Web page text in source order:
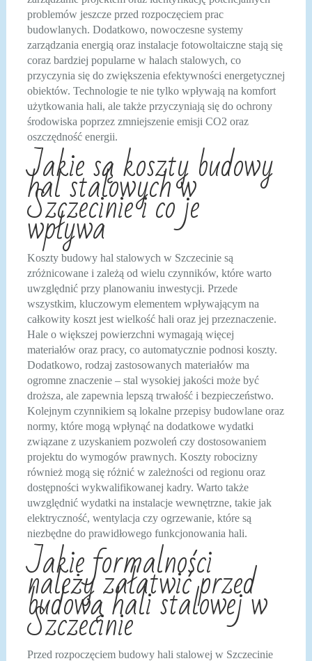
problemów jeszcze przed rozpoczęciem prac
budowlanych. Dodatkowo, nowoczesne systemy
zarządzania energią oraz instalacje fotowoltaiczne stają się
coraz bardziej popularne w halach stalowych, co
przyczynia się do zwiększenia efektywności energetycznej
obiektów. Technologie te nie tylko wpływają na komfort
użytkowania hali, ale także przyczyniają się do ochrony
środowiska poprzez zmniejszenie emisji CO2 oraz
oszczędność energii.
Jakie są koszty budowy
hal stalowych w
Szczecinie i co je
wpływa
Koszty budowy hal stalowych w Szczecinie są
zróżnicowane i zależą od wielu czynników, które warto
uwzględnić przy planowaniu inwestycji. Przede
wszystkim, kluczowym elementem wpływającym na
całkowity koszt jest wielkość hali oraz jej przeznaczenie.
Hale o większej powierzchni wymagają więcej
materiałów oraz pracy, co automatycznie podnosi koszty.
Dodatkowo, rodzaj zastosowanych materiałów ma
ogromne znaczenie – stal wysokiej jakości może być
droższa, ale zapewnia lepszą trwałość i bezpieczeństwo.
Kolejnym czynnikiem są lokalne przepisy budowlane oraz
normy, które mogą wpłynąć na dodatkowe wydatki
związane z uzyskaniem pozwoleń czy dostosowaniem
projektu do wymogów prawnych. Koszty robocizny
również mogą się różnić w zależności od regionu oraz
dostępności wykwalifikowanej kadry. Warto także
uwzględnić wydatki na instalacje wewnętrzne, takie jak
elektryczność, wentylacja czy ogrzewanie, które są
niezbędne do prawidłowego funkcjonowania hali.
Jakie formalności
należy załatwić przed
budową hali stalowej w
Szczecinie
Przed rozpoczęciem budowy hali stalowej w Szczecinie